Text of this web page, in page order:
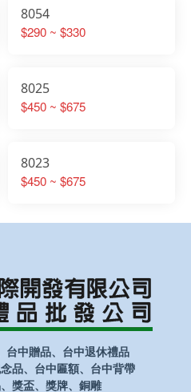
8054
$290 ~ $330
8025
$450 ~ $675
8023
$450 ~ $675
台中贈品、台中退休禮品
品、台中匾額、台中背帶
獎盃、獎牌、銅雕